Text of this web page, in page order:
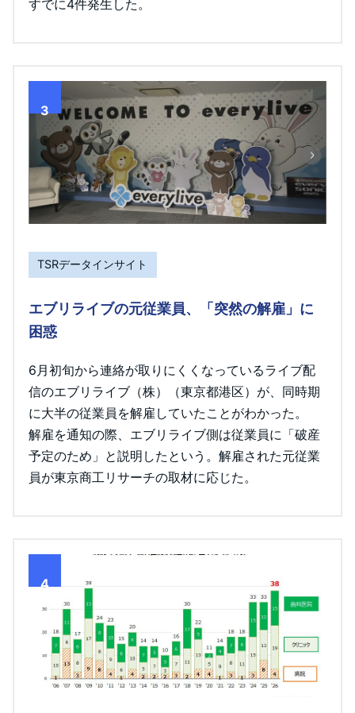
すでに4件発生した。
3
TSRデータインサイト
エブリライブの元従業員、「突然の解雇」に
困惑
6月初旬から連絡が取りにくくなっているライブ配
信のエブリライブ（株）（東京都港区）が、同時期
に大半の従業員を解雇していたことがわかった。
解雇を通知の際、エブリライブ側は従業員に「破産
予定のため」と説明したという。解雇された元従業
員が東京商工リサーチの取材に応じた。
4